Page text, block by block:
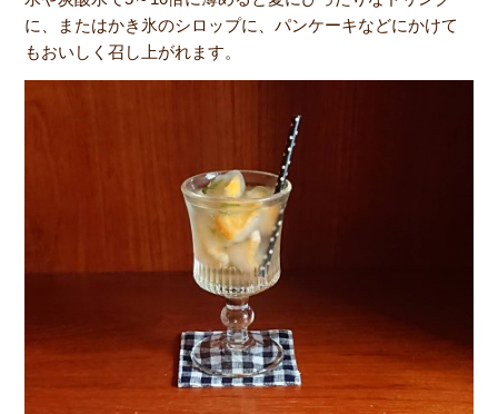
に、またはかき氷のシロップに、パンケーキなどにかけて
もおいしく召し上がれます。